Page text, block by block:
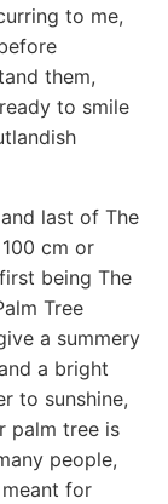
to me,
them,
to smile
last of The
cm or
being The
Tree
a summery
a bright
to sunshine,
palm tree is
people,
for